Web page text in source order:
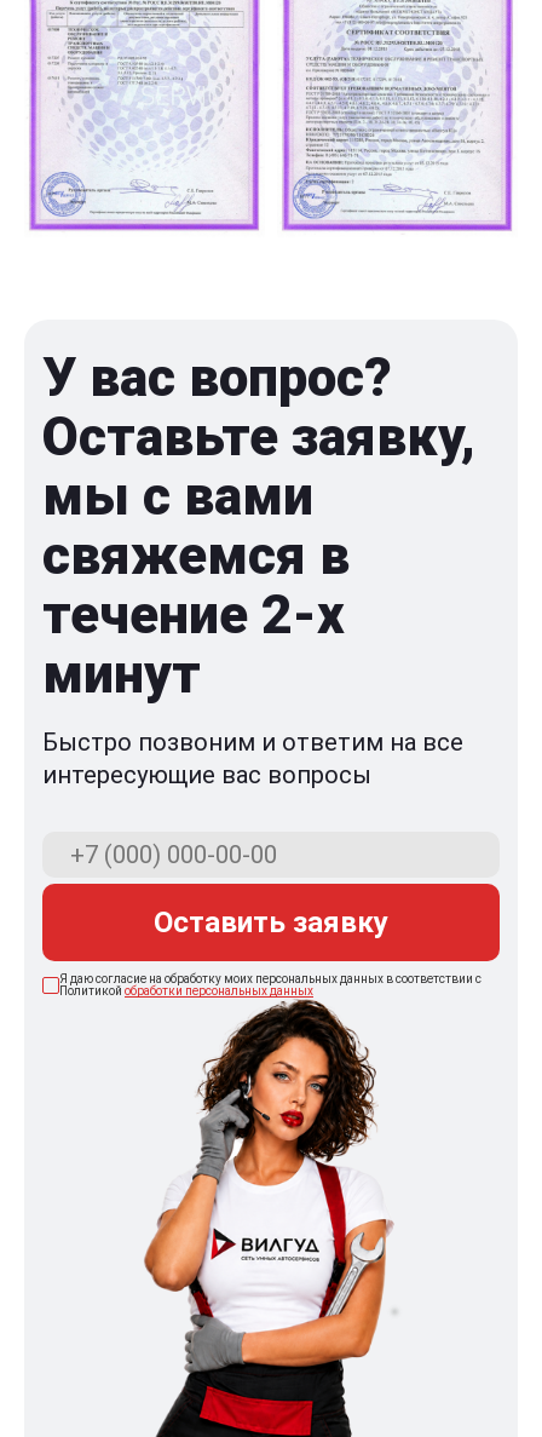
У вас вопрос?
Оставьте заявку,
мы с вами
свяжемся в
течение 2-x
минут
Быстро позвоним и ответим на все
интересующие вас вопросы
Оставить заявку
Я даю согласие на обработку моих персональных данных в соответствии с
Политикой обработки персональных данных